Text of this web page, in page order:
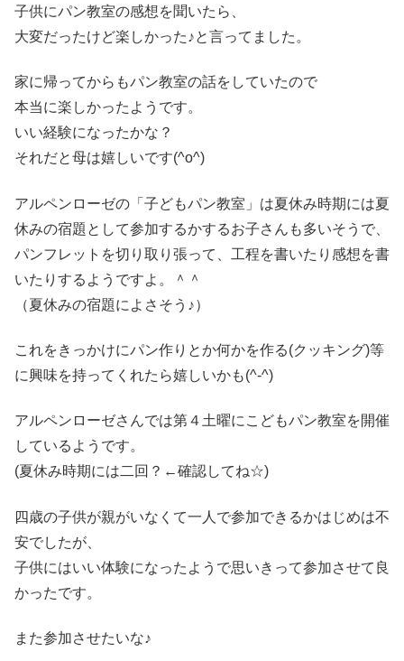
子供にパン教室の感想を聞いたら、
大変だったけど楽しかった♪と言ってました。
家に帰ってからもパン教室の話をしていたので
本当に楽しかったようです。
いい経験になったかな？
それだと母は嬉しいです(^o^)
アルペンローゼの「子どもパン教室」は夏休み時期には夏
休みの宿題として参加するかするお子さんも多いそうで、
パンフレットを切り取り張って、工程を書いたり感想を書
いたりするようですよ。＾＾
（夏休みの宿題によさそう♪）
これをきっかけにパン作りとか何かを作る(クッキング)等
に興味を持ってくれたら嬉しいかも(^-^)
アルペンローゼさんでは第４土曜にこどもパン教室を開催
しているようです。
(夏休み時期には二回？←確認してね☆)
四歳の子供が親がいなくて一人で参加できるかはじめは不
安でしたが、
子供にはいい体験になったようで思いきって参加させて良
かったです。
また参加させたいな♪